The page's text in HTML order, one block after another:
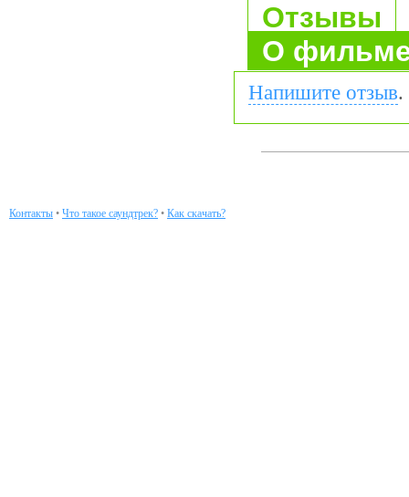
Отзывы
О
Напишите отзыв.
Контакты • Что такое саундтрек? • Как скачать?